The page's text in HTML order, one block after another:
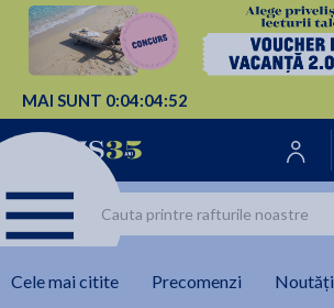
MAI SUNT 0:04:04:52
Cele mai citite Precomenzi Noutăți